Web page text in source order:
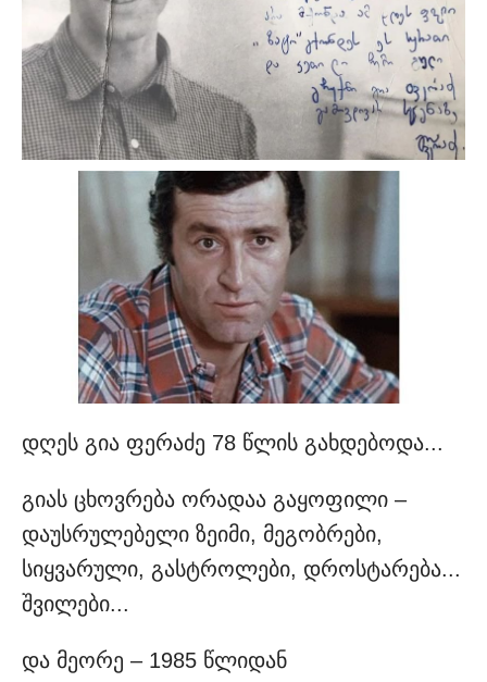
დღეს გია ფერაძე 78 წლის გახდებოდა...
გიას ცხოვრება ორადაა გაყოფილი –
დაუსრულებელი ზეიმი, მეგობრები,
სიყვარული, გასტროლები, დროსტარება...
შვილები...
და მეორე – 1985 წლიდან